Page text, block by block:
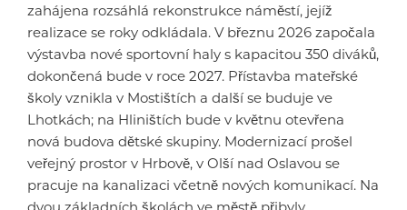
zahájena rozsáhlá rekonstrukce náměstí, jejíž
realizace se roky odkládala. V březnu 2026 započala
výstavba nové sportovní haly s kapacitou 350 diváků,
dokončená bude v roce 2027. Přístavba mateřské
školy vznikla v Mostištích a další se buduje ve
Lhotkách; na Hliništích bude v květnu otevřena
nová budova dětské skupiny. Modernizací prošel
veřejný prostor v Hrbově, v Olší nad Oslavou se
pracuje na kanalizaci včetně nových komunikací. Na
dvou základních školách ve městě přibyly